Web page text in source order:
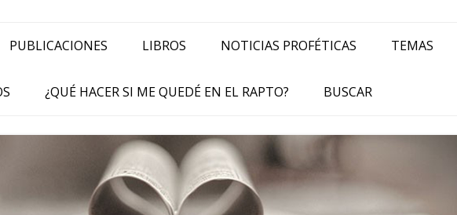
PUBLICACIONES LIBROS NOTICIAS PROFÉTICAS TEMAS
¿QUÉ HACER SI ME QUEDÉ EN EL RAPTO? BUSCAR